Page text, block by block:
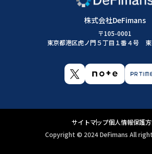
株式会社DeFimans
〒105-0001
東京都港区虎ノ門５丁目１番４号
サイトマップ個人情報保護
Copyright ©︎ 2024 DeFimans All